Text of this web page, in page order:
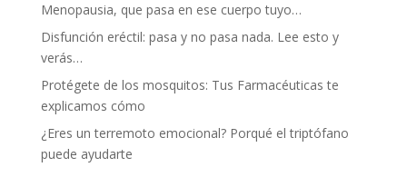
Menopausia, que pasa en ese cuerpo tuyo…
Disfunción eréctil: pasa y no pasa nada. Lee esto y
verás…
Protégete de los mosquitos: Tus Farmacéuticas te
explicamos cómo
¿Eres un terremoto emocional? Porqué el triptófano
puede ayudarte